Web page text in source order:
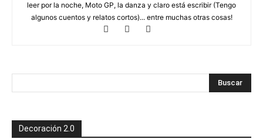
leer por la noche, Moto GP, la danza y claro está escribir (Tengo
algunos cuentos y relatos cortos)... entre muchas otras cosas!
Decoración 2.0